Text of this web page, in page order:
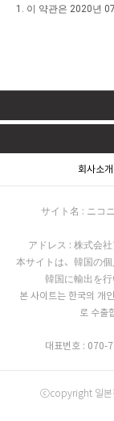
1. 이 약관은 2020년 07
회사소개
サイト名 : ニコ
アドレス : 株式会
本サイトは、韓国の
韓国に輸出を
본 사이트는 한국의 개
로 수출
대표번호 : 070-
ⓒcopyright 일본